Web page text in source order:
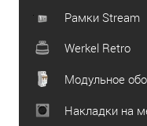
Рамки Stream
Werkel Retro
Модульное
Накладки на